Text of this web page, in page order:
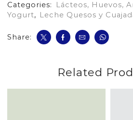
Categories:
Lácteos, Huevos,
Yogurt, Leche Quesos y
Share:
Related